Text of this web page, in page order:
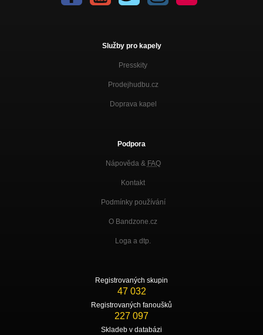
Služby pro kapely
Presskity
Prodejhudbu.cz
Doprava kapel
Podpora
Nápověda & FAQ
Kontakt
Podmínky používání
O Bandzone.cz
Loga a dtp.
Registrovaných skupin
47 032
Registrovaných fanoušků
227 097
Skladeb v databázi